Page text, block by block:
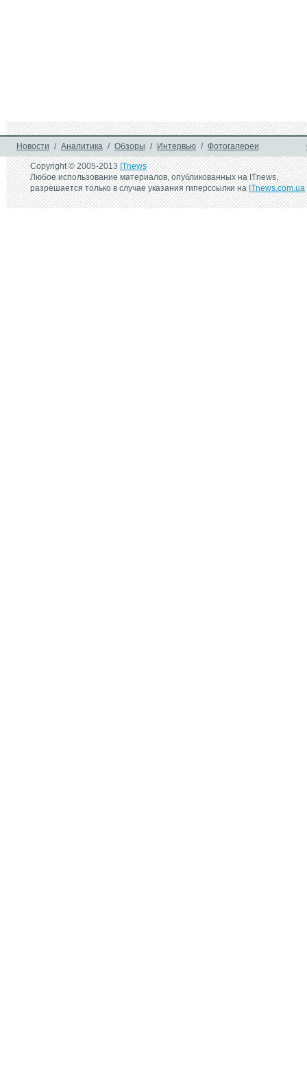
Новости / Аналитика / Обзоры / Интервью / Фотогалереи
Copyright © 2005-2013ITnews
Любое использование материалов, опубликованных на ITnews,
разрешается только в случае указания гиперссылки наITnews.com.ua